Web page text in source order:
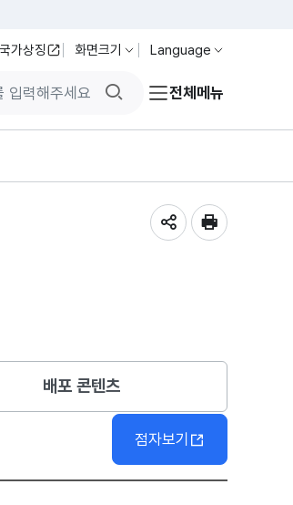
국가상징 화면크기 Language
검색버튼전체메뉴
배포 콘텐츠
점자보기